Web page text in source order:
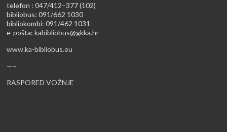
telefon : 047/412–377 (102)
bibliobus: 091/662 1030
bibliokombi: 091/462 1031
e-pošta:kabibliobus@gkka.hr
www.ka-bibliobus.eu
—–
RASPORED VOŽNJE